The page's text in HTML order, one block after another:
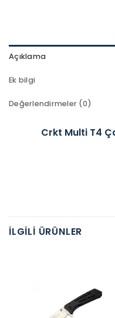
Açıklama
Ek bilgi
Değerlendirmeler (0)
Crkt Multi T4
İLGILI ÜRÜNLER